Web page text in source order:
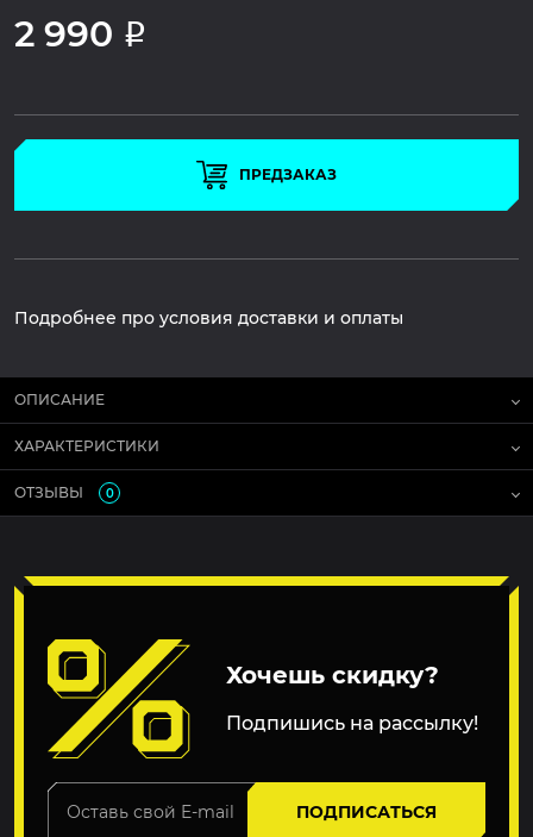
2 990 Р
ПРЕДЗАКАЗ
Подробнее про условия доставки и оплаты
ОПИСАНИЕ
ХАРАКТЕРИСТИКИ
ОТЗЫВЫ 0
Хочешь скидку?
Подпишись на рассылку!
ПОДПИСАТЬСЯ